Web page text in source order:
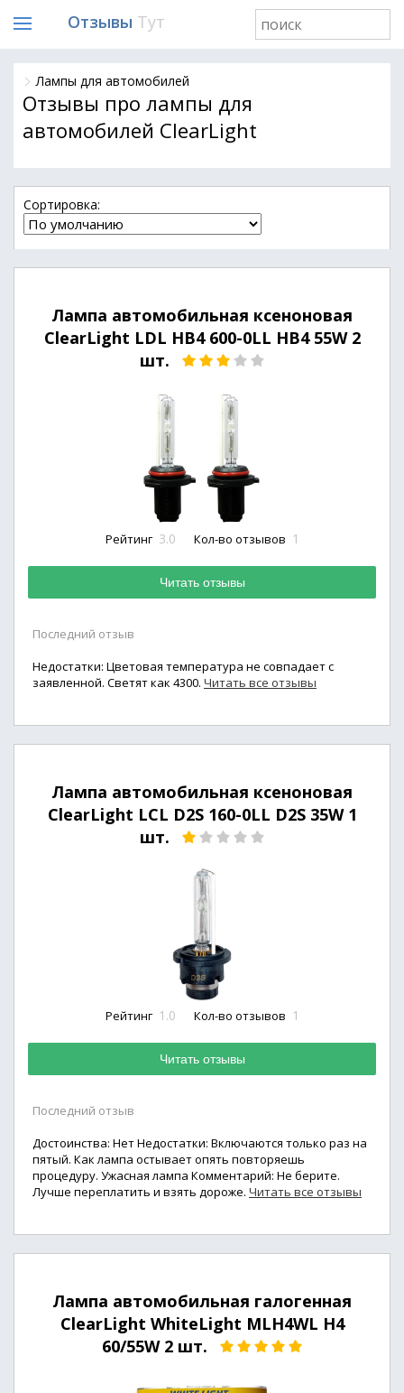
Отзывы Тут
Лампы для автомобилей
Отзывы про лампы для
автомобилей ClearLight
Cортировка:
Лампа автомобильная ксеноновая
ClearLight LDL HB4 600-0LL HB4 55W 2
шт.
Рейтинг 3.0 Кол-во отзывов 1
Читать отзывы
Последний отзыв
Недостатки: Цветовая температура не совпадает с
заявленной. Светят как 4300. Читать все отзывы
Лампа автомобильная ксеноновая
ClearLight LCL D2S 160-0LL D2S 35W 1
шт.
Рейтинг 1.0 Кол-во отзывов 1
Читать отзывы
Последний отзыв
Достоинства: Нет Недостатки: Включаются только раз на
пятый. Как лампа остывает опять повторяешь
процедуру. Ужасная лампа Комментарий: Не берите.
Лучше переплатить и взять дороже. Читать все отзывы
Лампа автомобильная галогенная
ClearLight WhiteLight MLH4WL H4
60/55W 2 шт.